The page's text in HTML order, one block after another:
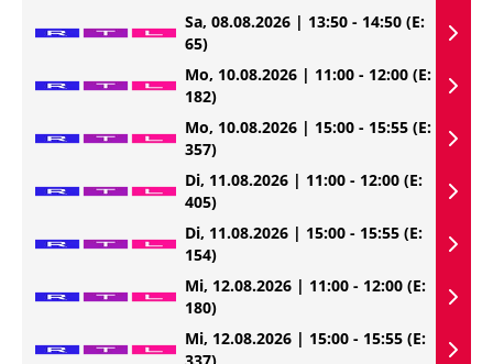
Sa, 08.08.2026 | 13:50 - 14:50 (E:
65)
Mo, 10.08.2026 | 11:00 - 12:00 (E:
182)
Mo, 10.08.2026 | 15:00 - 15:55 (E:
357)
Di, 11.08.2026 | 11:00 - 12:00 (E:
405)
Di, 11.08.2026 | 15:00 - 15:55 (E:
154)
Mi, 12.08.2026 | 11:00 - 12:00 (E:
180)
Mi, 12.08.2026 | 15:00 - 15:55 (E: